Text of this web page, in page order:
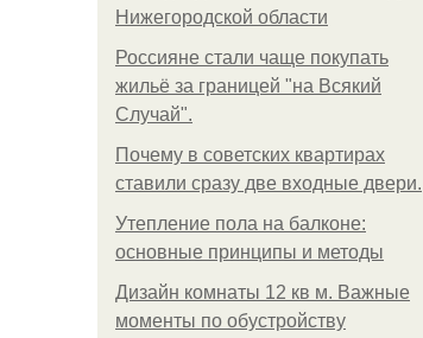
Нижегородской области
Россияне стали чаще покупать
жильё за границей "на Всякий
Случай".
Почему в советских квартирах
ставили сразу две входные двери.
Утепление пола на балконе:
основные принципы и методы
Дизайн комнаты 12 кв м. Важные
моменты по обустройству